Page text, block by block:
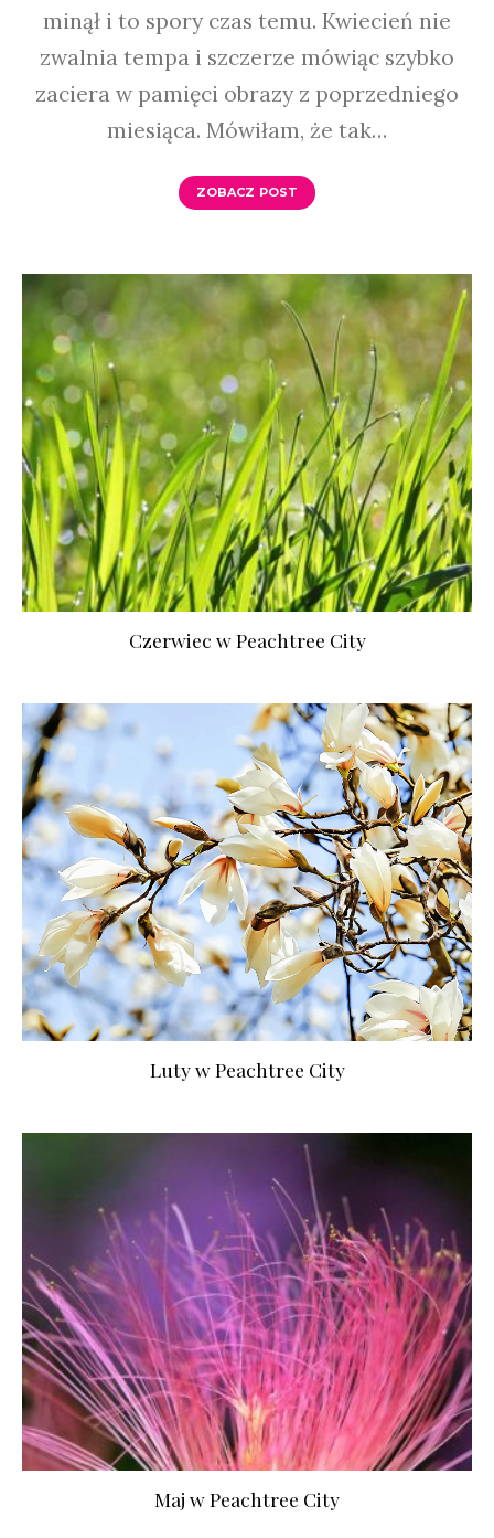
minął i to spory czas temu. Kwiecień nie
zwalnia tempa i szczerze mówiąc szybko
zaciera w pamięci obrazy z poprzedniego
miesiąca. Mówiłam, że tak…
ZOBACZ POST
Czerwiec w Peachtree City
Luty w Peachtree City
Maj w Peachtree City